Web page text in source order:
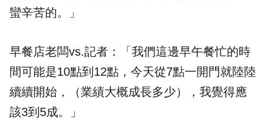
蠻辛苦的。」
早餐店老闆vs.記者：「我們這邊早午餐忙的時
間可能是10點到12點，今天從7點一開門就陸陸
續續開始，（業績大概成長多少），我覺得應
該3到5成。」